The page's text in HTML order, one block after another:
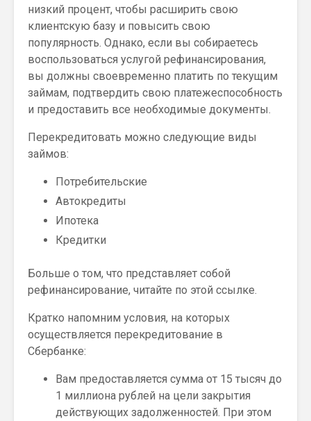
низкий процент, чтобы расширить свою
клиентскую базу и повысить свою
популярность. Однако, если вы собираетесь
воспользоваться услугой рефинансирования,
вы должны своевременно платить по текущим
займам, подтвердить свою платежеспособность
и предоставить все необходимые документы.
Перекредитовать можно следующие виды
займов:
Потребительские
Автокредиты
Ипотека
Кредитки
Больше о том, что представляет собой
рефинансирование, читайте по этой ссылке.
Кратко напомним условия, на которых
осуществляется перекредитование в
Сбербанке:
Вам предоставляется сумма от 15 тысяч до
1 миллиона рублей на цели закрытия
действующих задолженностей. При этом